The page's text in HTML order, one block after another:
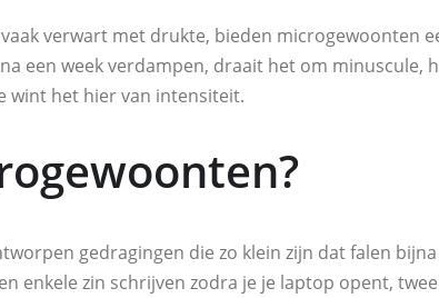
verwart met drukte, bieden microgewoonten
een week verdampen, draait het om minuscule,
wint het hier van intensiteit.
gedragingen die zo klein zijn dat falen
enkele zin schrijven zodra je je laptop opent,